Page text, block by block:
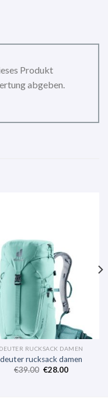
Produkt
abgeben.
DEUTER RUCKSACK DAMEN
deuter rucksack damen
€39.00 €28.00